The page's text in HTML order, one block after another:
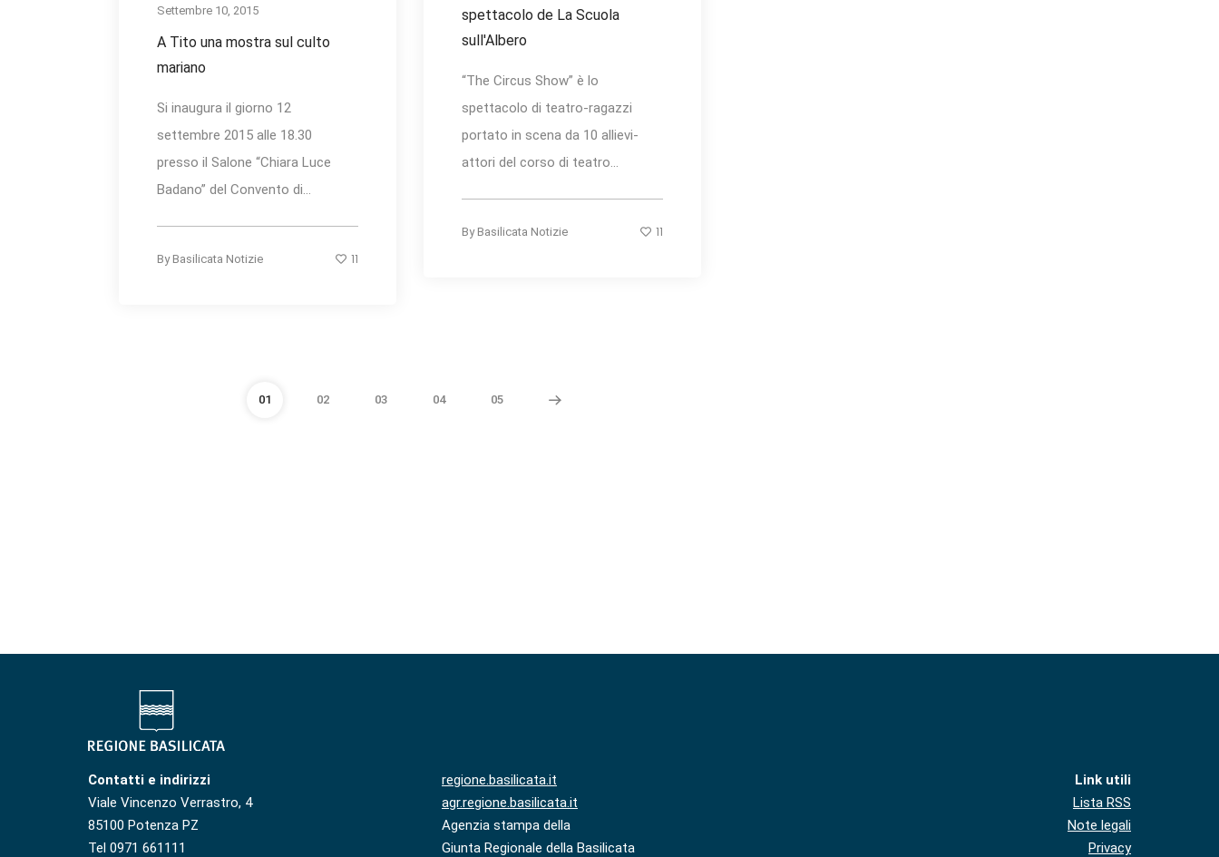
spettacolo de La Scuola
sull'Albero
“The Circus Show” è lo
spettacolo di teatro-ragazzi
portato in scena da 10 allievi-
attori del corso di teatro...
By Basilicata Notizie 11
Settembre 10, 2015
A Tito una mostra sul culto
mariano
Si inaugura il giorno 12
settembre 2015 alle 18.30
presso il Salone “Chiara Luce
Badano” del Convento di...
By Basilicata Notizie 11
01 02 03 04 05
Contatti e indirizzi
Viale Vincenzo Verrastro, 4
85100 Potenza PZ
Tel 0971 661111
regione.basilicata.it
agr.regione.basilicata.it
Agenzia stampa della
Giunta Regionale della Basilicata
Link utili
Lista RSS
Note legali
Privacy